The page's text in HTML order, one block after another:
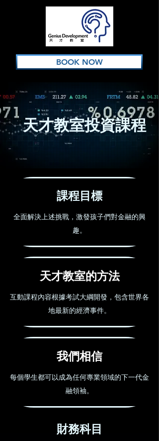
BOOK NOW
天才教室投資課程
課程目標
全面解決上述挑戰，激發孩子們對金融的興
趣。
天才教室的方法
互動課程內容根據考試大綱開發，包含世界各
地最新的經濟事件。
我們相信
每個學生都可以成為任何專業領域的下一代金
融領袖。
財務科目